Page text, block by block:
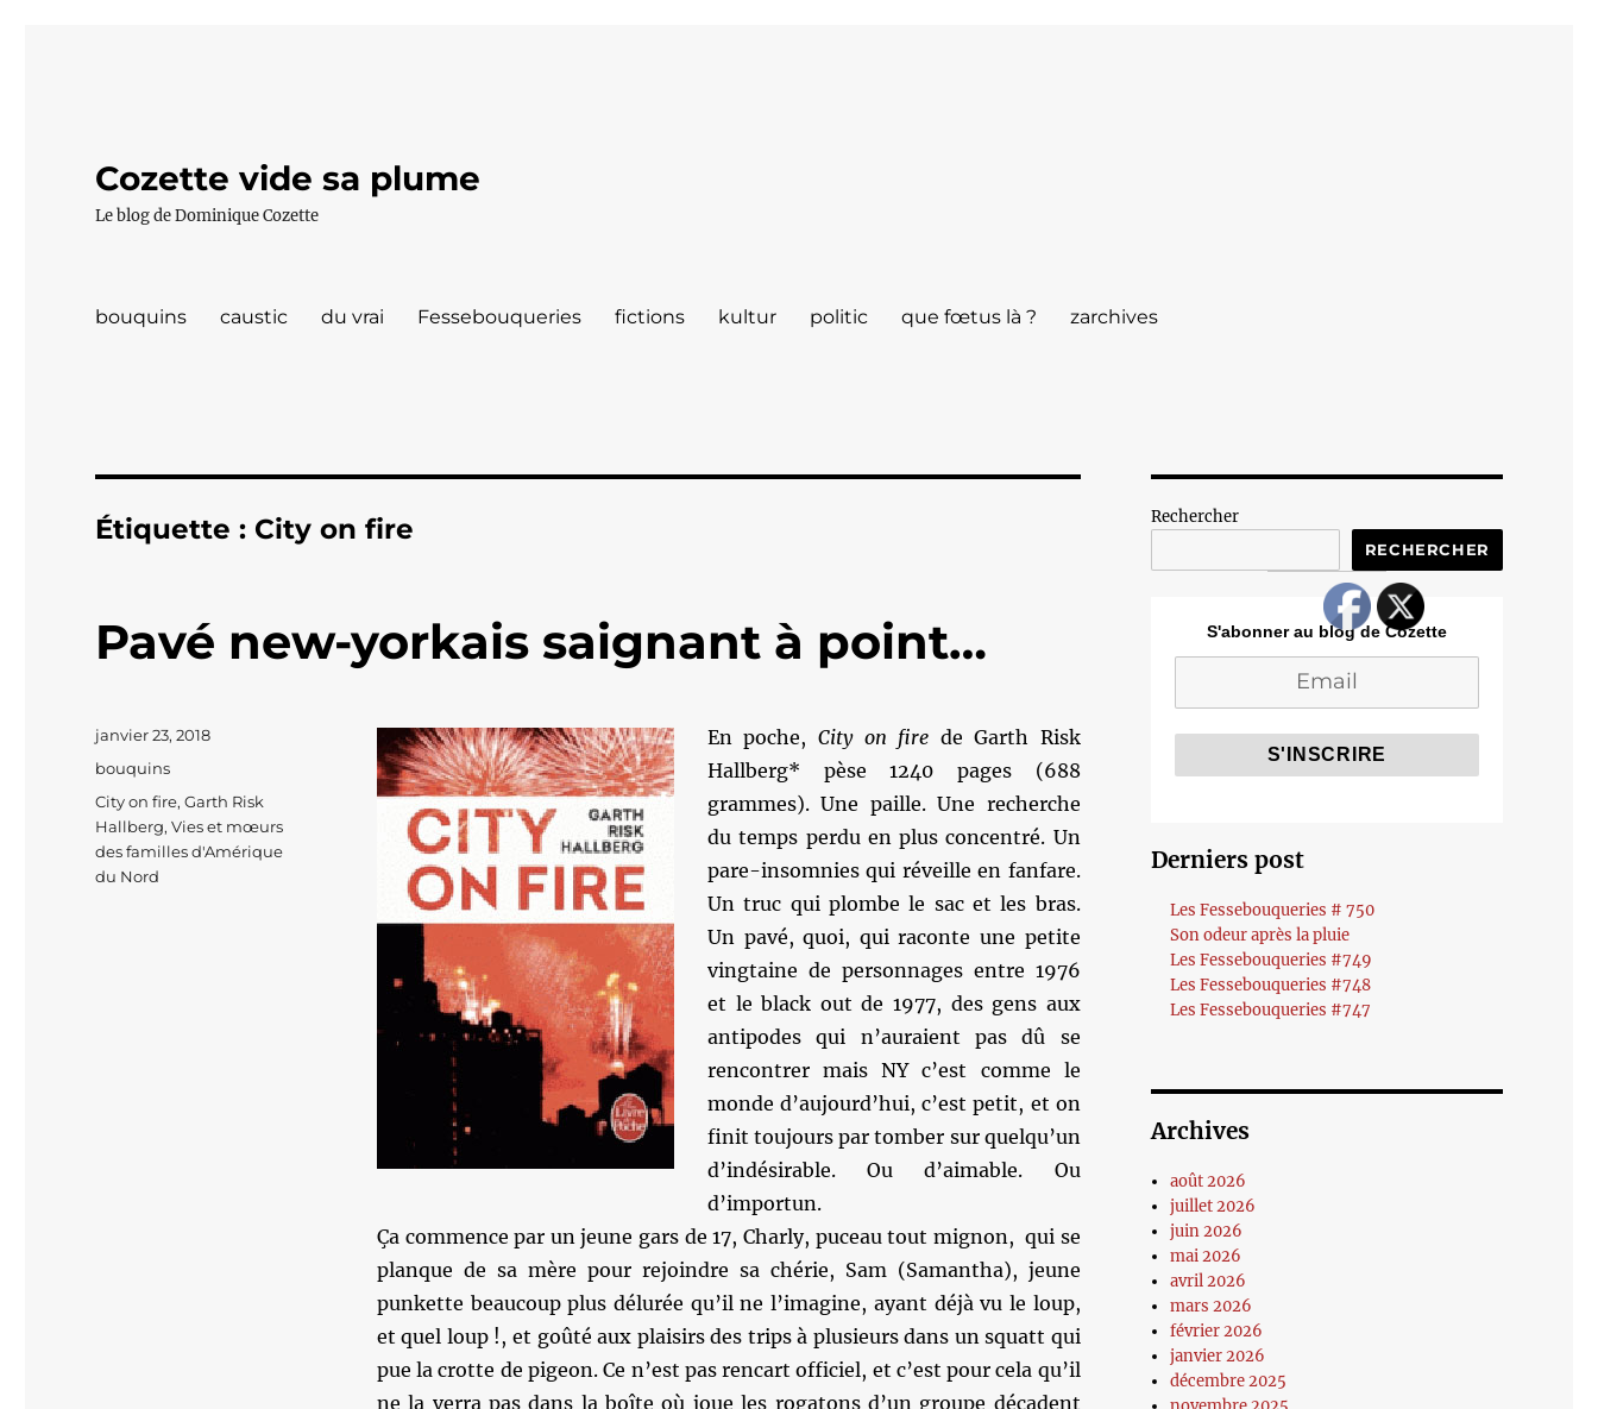
Cozette vide sa plume
Le blog de Dominique Cozette
bouquins caustic du vrai Fessebouqueries fictions kultur politic que fœtus là ? zarchives
Étiquette : City on fire
Pavé new-yorkais saignant à point…
En poche, City on fire de Garth Risk
Hallberg* pèse 1240 pages (688
grammes). Une paille. Une recherche
du temps perdu en plus concentré. Un
pare-insomnies qui réveille en fanfare.
Un truc qui plombe le sac et les bras.
Un pavé, quoi, qui raconte une petite
vingtaine de personnages entre 1976
et le black out de 1977, des gens aux
antipodes qui n’auraient pas dû se
rencontrer mais NY c’est comme le
monde d’aujourd’hui, c’est petit, et on
finit toujours par tomber sur quelqu’un
d’indésirable. Ou d’aimable. Ou
d’importun.
Ça commence par un jeune gars de 17, Charly, puceau tout mignon, qui se
planque de sa mère pour rejoindre sa chérie, Sam (Samantha), jeune
punkette beaucoup plus délurée qu’il ne l’imagine, ayant déjà vu le loup,
et quel loup !, et goûté aux plaisirs des trips à plusieurs dans un squatt qui
pue la crotte de pigeon. Ce n’est pas rencart officiel, et c’est pour cela qu’il
ne la verra pas dans la boîte où joue les rogatons d’un groupe décadent
Publié
le
janvier 23, 2018
Catégories
bouquins
Étiquettes
City on fire,Garth Risk
Hallberg,Vies et mœurs
des familles d'Amérique
du Nord
Rechercher
RECHERCHER
S'abonner au blog de Cozette
Derniers post
Les Fessebouqueries # 750
Son odeur après la pluie
Les Fessebouqueries #749
Les Fessebouqueries #748
Les Fessebouqueries #747
Archives
août 2026
juillet 2026
juin 2026
mai 2026
avril 2026
mars 2026
février 2026
janvier 2026
décembre 2025